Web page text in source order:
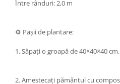
Între rânduri: 2,0 m
⚙️ Pașii de plantare:
1. Săpați o groapă de 40×40×40 cm.
2. Amestecați pământul cu